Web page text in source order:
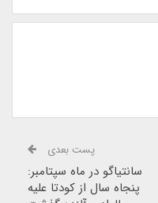
پست بعدی
سانتیاگو در ماه سپتامبر:
پنجاه سال از کودتا علیه